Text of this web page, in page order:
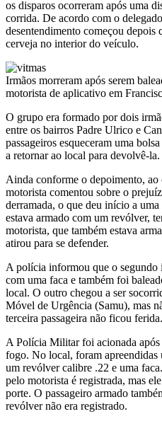
os disparos ocorreram após uma
corrida. De acordo com o
desentendimento começou depois
cerveja no interior do veículo.
Irmãos morreram após serem
motorista de aplicativo em
O grupo era formado por dois
entre os bairros Padre Ulrico e
passageiros esqueceram uma
a retornar ao local para devolvê-la.
Ainda conforme o depoimento, ao
motorista comentou sobre o
derramada, o que deu início a
estava armado com um revólver,
motorista, que também estava
atirou para se defender.
A polícia informou que o segundo
com uma faca e também foi
local. O outro chegou a ser
Móvel de Urgência (Samu), mas
terceira passageira não ficou ferida.
A Polícia Militar foi acionada após
fogo. No local, foram
um revólver calibre .22 e uma
pelo motorista é registrada, mas
porte. O passageiro armado
revólver não era registrado.